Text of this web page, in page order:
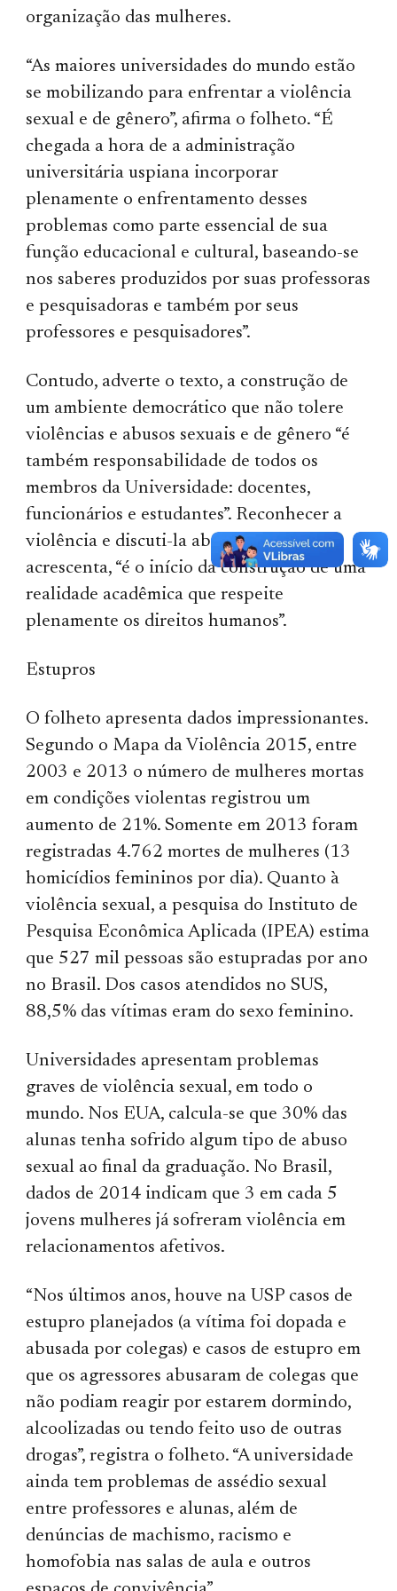
organização das mulheres.
“As maiores universidades do mundo estão
se mobilizando para enfrentar a violência
sexual e de gênero”, afirma o folheto. “É
chegada a hora de a administração
universitária uspiana incorporar
plenamente o enfrentamento desses
problemas como parte essencial de sua
função educacional e cultural, baseando-se
nos saberes produzidos por suas professoras
e pesquisadoras e também por seus
professores e pesquisadores”.
Contudo, adverte o texto, a construção de
um ambiente democrático que não tolere
violências e abusos sexuais e de gênero “é
também responsabilidade de todos os
membros da Universidade: docentes,
funcionários e estudantes”. Reconhecer a
violência e discuti-la abertamente,
acrescenta, “é o início da construção de uma
realidade acadêmica que respeite
plenamente os direitos humanos”.
Estupros
O folheto apresenta dados impressionantes.
Segundo o Mapa da Violência 2015, entre
2003 e 2013 o número de mulheres mortas
em condições violentas registrou um
aumento de 21%. Somente em 2013 foram
registradas 4.762 mortes de mulheres (13
homicídios femininos por dia). Quanto à
violência sexual, a pesquisa do Instituto de
Pesquisa Econômica Aplicada (IPEA) estima
que 527 mil pessoas são estupradas por ano
no Brasil. Dos casos atendidos no SUS,
88,5% das vítimas eram do sexo feminino.
Universidades apresentam problemas
graves de violência sexual, em todo o
mundo. Nos EUA, calcula-se que 30% das
alunas tenha sofrido algum tipo de abuso
sexual ao final da graduação. No Brasil,
dados de 2014 indicam que 3 em cada 5
jovens mulheres já sofreram violência em
relacionamentos afetivos.
“Nos últimos anos, houve na USP casos de
estupro planejados (a vítima foi dopada e
abusada por colegas) e casos de estupro em
que os agressores abusaram de colegas que
não podiam reagir por estarem dormindo,
alcoolizadas ou tendo feito uso de outras
drogas”, registra o folheto. “A universidade
ainda tem problemas de assédio sexual
entre professores e alunas, além de
denúncias de machismo, racismo e
homofobia nas salas de aula e outros